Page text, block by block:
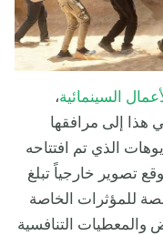
السينمائية،
هذا إلى مرافقها
الذي تم افتتاحه
تصوير خارجياً تبلغ
مخصصة للمؤثرات الخاصة
والمعطيات التنافسية